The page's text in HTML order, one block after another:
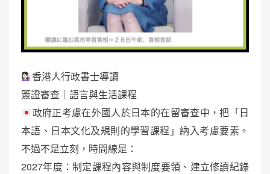
香港人行政書士導讀
簽證審查｜語言與生活課程
政府正考慮在外國人於日本的在留審查中，把「日
本語、日本文化及規則的學習課程」納入考慮要素。
不過不是立刻，時間線是：
2027年度：制定課程內容與制度要領、建立修讀紀錄